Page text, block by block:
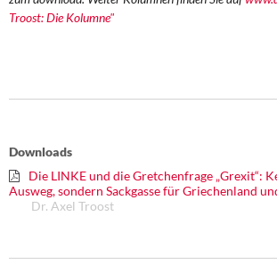
Troost: Die Kolumne"
Downloads
Die LINKE und die Gretchenfrage „Grexit“:
Ausweg, sondern Sackgasse für Griechenland
Dr. Axel Troost